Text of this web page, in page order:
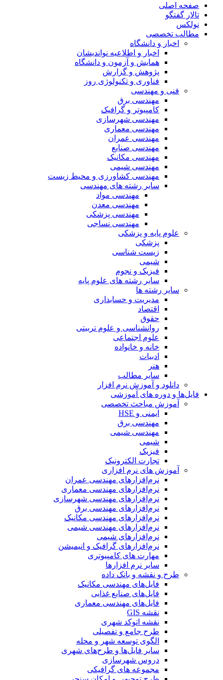
صفحه اصلی
تالار گفتگو
نولکس
مطالب تخصصی
اخبار و دانشگاه
اخبار و اطلاعیه نواندیشان
همایش و آزمون و دانشگاه
پژوهش و گزارش
فناوری و تکنولوژی روز
فنی و مهندسی
مهندسی برق
کامپیوتر و گرافیک
مهندسی شهرسازی
مهندسی معماری
مهندسی عمران
مهندسی صنایع
مهندسی مکانیک
مهندسی شیمی
مهندسی کشاورزی و محیط زیست
سایر رشته های مهندسی
مهندسی مواد
مهندسی معدن
مهندسی پزشکی
مهندسی نساجی
علوم پایه و پزشکی
پزشکی
زیست شناسی
شیمی
فیزیک و نجوم
سایر رشته های علوم پایه
سایر رشته ها
مدیریت و حسابداری
اقتصاد
حقوق
روانشناسی و علوم تربیتی
علوم اجتماعی
خانه و خانواده
ادبیات
هنر
سایر مطالب
دانلود و آموزش نرم افزار
فایل‌ها و دوره های آموزشی
آموزش مباحث تخصصی
ایمنی و HSE
مهندسی برق
مهندسی شیمی
شیمی
فیزیک
تجارت الکترونیک
آموزش های نرم افزاری
نرم‌افزارهای مهندسی عمران
نرم‌افزارهای مهندسی معماری
نرم‌افزارهای مهندسی شهرسازی
نرم‌افزارهای مهندسی برق
نرم‌افزارهای مهندسی مکانیک
نرم‌افزارهای مهندسی شیمی
نرم‌افزارهای شیمی
نرم‌افزارهای گرافیک و انیمیشن
مهارت های کامپیوتری
سایر نرم افزارها
طرح و نقشه و بانک داده
فایل‌های مهندسی مکانیک
فایل‌های صنایع غذایی
فایل‌های مهندسی معماری
نقشه GIS
نقشه اتوکد شهری
طرح جامع و تفصیلی
الگوی توسعه شهر و محله
سایر فایل‌ها و طرح‌های شهری
دروس شهرسازی
مجموعه های گرافیکی